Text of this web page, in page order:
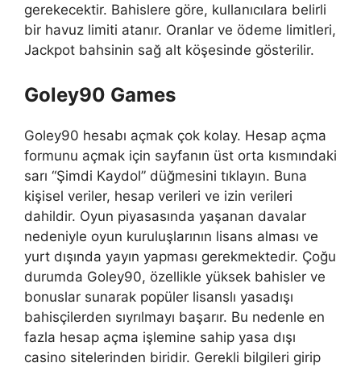
gerekecektir. Bahislere göre, kullanıcılara belirli
bir havuz limiti atanır. Oranlar ve ödeme limitleri,
Jackpot bahsinin sağ alt köşesinde gösterilir.
Goley90 Games
Goley90 hesabı açmak çok kolay. Hesap açma
formunu açmak için sayfanın üst orta kısmındaki
sarı “Şimdi Kaydol” düğmesini tıklayın. Buna
kişisel veriler, hesap verileri ve izin verileri
dahildir. Oyun piyasasında yaşanan davalar
nedeniyle oyun kuruluşlarının lisans alması ve
yurt dışında yayın yapması gerekmektedir. Çoğu
durumda Goley90, özellikle yüksek bahisler ve
bonuslar sunarak popüler lisanslı yasadışı
bahisçilerden sıyrılmayı başarır. Bu nedenle en
fazla hesap açma işlemine sahip yasa dışı
casino sitelerinden biridir. Gerekli bilgileri girip